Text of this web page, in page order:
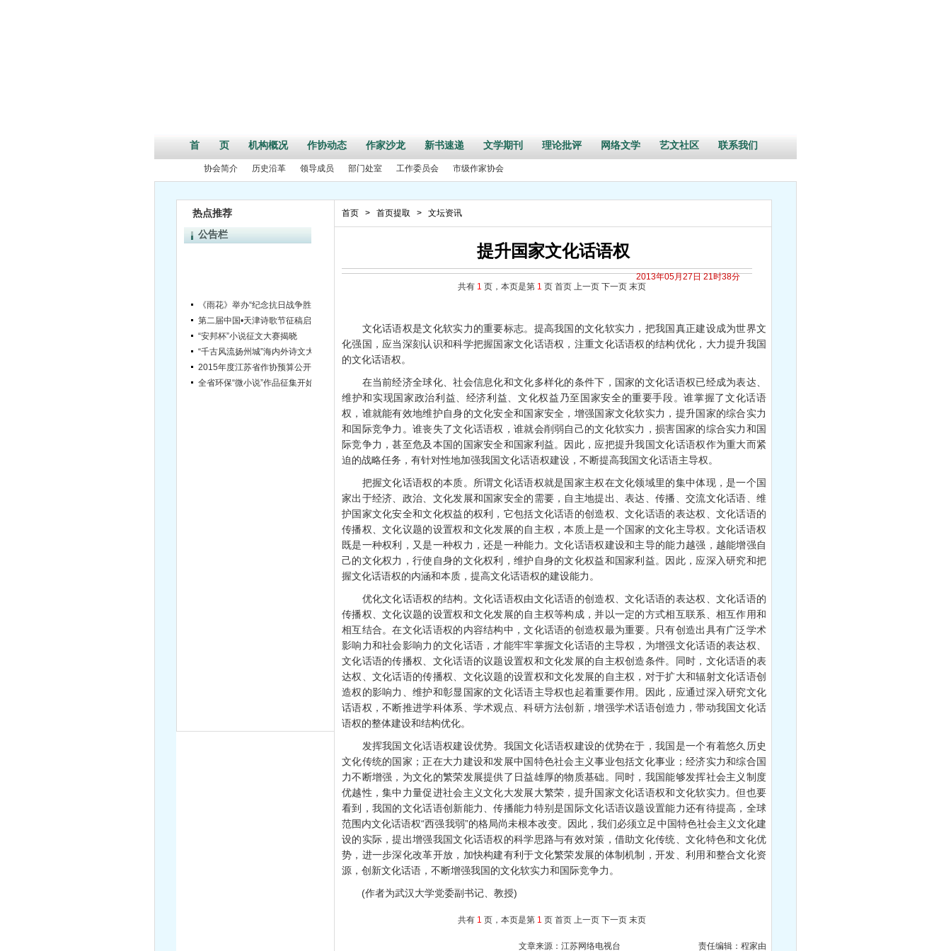
首 页 机构概况 作协动态 作家沙龙 新书速递 文学期刊 理论批评 网络文学 艺文社区 联系我们
协会简介 历史沿革 领导成员 部门处室 工作委员会 市级作家协会
热点推荐
公告栏
第二届中国•天津诗歌节征稿启事
“安邦杯”小说征文大赛揭晓
首页 > 首页提取 > 文坛资讯
提升国家文化话语权
2013年05月27日 21时38分
共有 1 页，本页是第 1 页 首页 上一页 下一页 末页
文化话语权是文化软实力的重要标志。提高我国的文化软实力，把我国真正建设成为世界文
化强国，应当深刻认识和科学把握国家文化话语权，注重文化话语权的结构优化，大力提升我国
的文化话语权。
在当前经济全球化、社会信息化和文化多样化的条件下，国家的文化话语权已经成为表达、
维护和实现国家政治利益、经济利益、文化权益乃至国家安全的重要手段。谁掌握了文化话语
权，谁就能有效地维护自身的文化安全和国家安全，增强国家文化软实力，提升国家的综合实力
和国际竞争力。谁丧失了文化话语权，谁就会削弱自己的文化软实力，损害国家的综合实力和国
际竞争力，甚至危及本国的国家安全和国家利益。因此，应把提升我国文化话语权作为重大而紧
迫的战略任务，有针对性地加强我国文化话语权建设，不断提高我国文化话语主导权。
把握文化话语权的本质。所谓文化话语权就是国家主权在文化领域里的集中体现，是一个国
家出于经济、政治、文化发展和国家安全的需要，自主地提出、表达、传播、交流文化话语、维
护国家文化安全和文化权益的权利，它包括文化话语的创造权、文化话语的表达权、文化话语的
传播权、文化议题的设置权和文化发展的自主权，本质上是一个国家的文化主导权。文化话语权
既是一种权利，又是一种权力，还是一种能力。文化话语权建设和主导的能力越强，越能增强自
己的文化权力，行使自身的文化权利，维护自身的文化权益和国家利益。因此，应深入研究和把
握文化话语权的内涵和本质，提高文化话语权的建设能力。
优化文化话语权的结构。文化话语权由文化话语的创造权、文化话语的表达权、文化话语的
传播权、文化议题的设置权和文化发展的自主权等构成，并以一定的方式相互联系、相互作用和
相互结合。在文化话语权的内容结构中，文化话语的创造权最为重要。只有创造出具有广泛学术
影响力和社会影响力的文化话语，才能牢牢掌握文化话语的主导权，为增强文化话语的表达权、
文化话语的传播权、文化话语的议题设置权和文化发展的自主权创造条件。同时，文化话语的表
达权、文化话语的传播权、文化议题的设置权和文化发展的自主权，对于扩大和辐射文化话语创
造权的影响力、维护和彰显国家的文化话语主导权也起着重要作用。因此，应通过深入研究文化
话语权，不断推进学科体系、学术观点、科研方法创新，增强学术话语创造力，带动我国文化话
语权的整体建设和结构优化。
发挥我国文化话语权建设优势。我国文化话语权建设的优势在于，我国是一个有着悠久历史
文化传统的国家；正在大力建设和发展中国特色社会主义事业包括文化事业；经济实力和综合国
力不断增强，为文化的繁荣发展提供了日益雄厚的物质基础。同时，我国能够发挥社会主义制度
优越性，集中力量促进社会主义文化大发展大繁荣，提升国家文化话语权和文化软实力。但也要
看到，我国的文化话语创新能力、传播能力特别是国际文化话语议题设置能力还有待提高，全球
范围内文化话语权“西强我弱”的格局尚未根本改变。因此，我们必须立足中国特色社会主义文化建
设的实际，提出增强我国文化话语权的科学思路与有效对策，借助文化传统、文化特色和文化优
势，进一步深化改革开放，加快构建有利于文化繁荣发展的体制机制，开发、利用和整合文化资
源，创新文化话语，不断增强我国的文化软实力和国际竞争力。
(作者为武汉大学党委副书记、教授)
共有 1 页，本页是第 1 页 首页 上一页 下一页 末页
文章来源：江苏网络电视台 责任编辑：程家由